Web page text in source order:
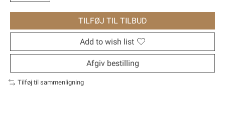
TILFØJ TIL TILBUD
Add to wish list
Afgiv bestilling
Tilføj til sammenligning